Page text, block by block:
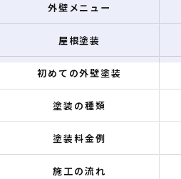
外壁メニュー
屋根塗装
初めての外壁塗装
塗装の種類
塗装料金例
施工の流れ